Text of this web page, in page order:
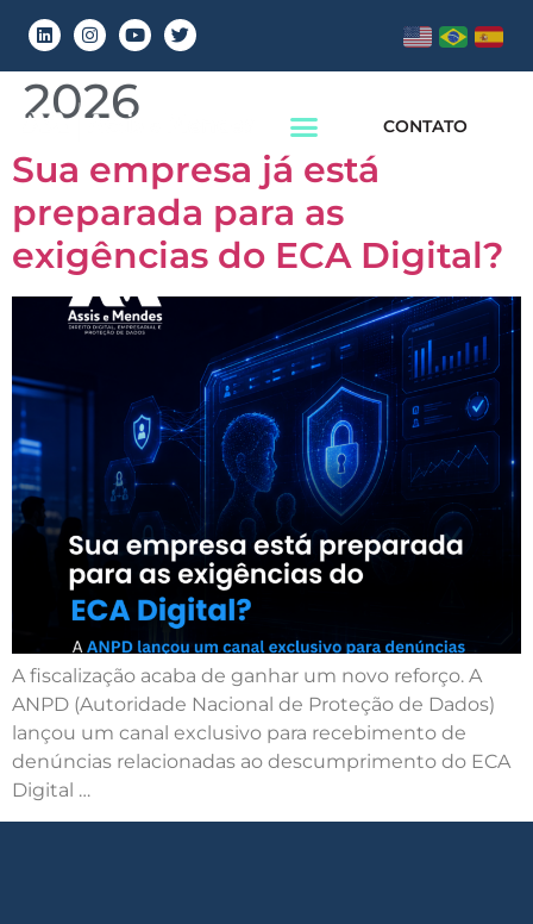
CONTATO
Dia:5 de junho de
2026
Sua empresa já está
preparada para as
exigências do ECA Digital?
A fiscalização acaba de ganhar um novo reforço. A
ANPD (Autoridade Nacional de Proteção de Dados)
lançou um canal exclusivo para recebimento de
denúncias relacionadas ao descumprimento do ECA
Digital …